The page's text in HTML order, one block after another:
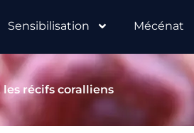
Sensibilisation Mécénat
récifs coralliens